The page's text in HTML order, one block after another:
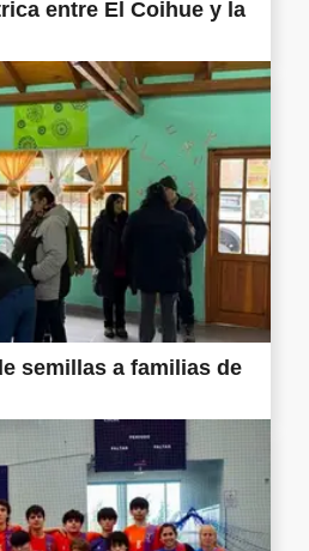
entre El Coihue y la
semillas a familias de